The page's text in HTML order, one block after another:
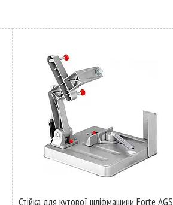
Стійка для кутової шліфмашини Forte AGS